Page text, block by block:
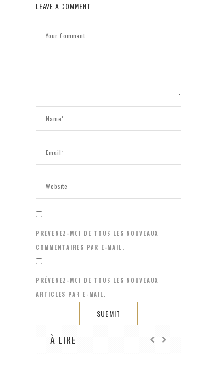
LEAVE A COMMENT
PRÉVENEZ-MOI DE TOUS LES NOUVEAUX
COMMENTAIRES PAR E-MAIL.
PRÉVENEZ-MOI DE TOUS LES NOUVEAUX
ARTICLES PAR E-MAIL.
À LIRE